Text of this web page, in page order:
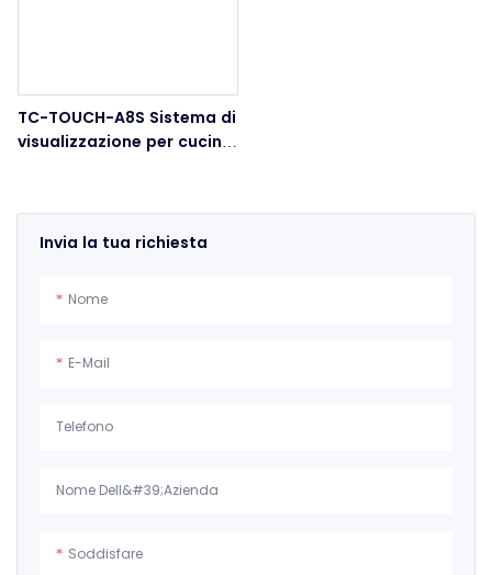
Invia la tua richiesta
Nome
E-Mail
Telefono
Nome Dell&#39;azienda
Soddisfare
TC-TOUCH-A8S Sistema di
visualizzazione per cucine